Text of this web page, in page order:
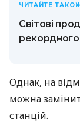
ЧИТАЙТЕ
Світові
рекордного
Однак, на
можна
станцій.